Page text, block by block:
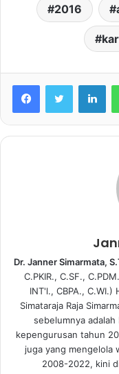
2016
Dr. Janner Simarmata,
C.PKIR., C.SF.,
INT'l., CBPA., C.WI.)
Simataraja Raja
sebelumnya adalah
kepengurusan tahun
juga yang mengelola
2008-2022, kini